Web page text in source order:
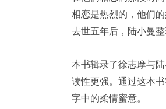
相恋是热烈的，他们
去世五年后，陆小曼
本书辑录了徐志摩与
读性更强。通过这本
字中的柔情蜜意。